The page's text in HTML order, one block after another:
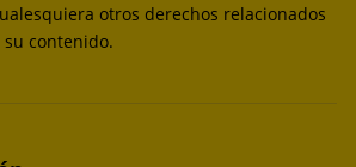
otros derechos relacionados
contenido.